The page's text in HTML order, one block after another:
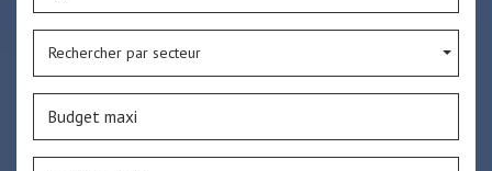
Rechercher par secteur